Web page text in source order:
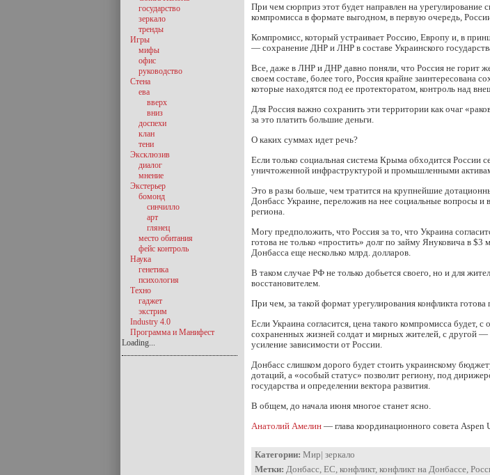
При чем сюрприз этот будет направлен на урегулирование
компромисса в формате выгодном, в первую очередь,
Компромисс, который устраивает Россию, Европу и, в
— сохранение ДНР и ЛНР в составе Украинского
Все, даже в ЛНР и ДНР давно поняли, что Россия не горит
своем составе, более того, Россия крайне заинтересована
которые находятся под ее протекторатом, контроль над
Для Россия важно сохранить эти территории как очаг
за это платить большие деньги.
О каких суммах идет речь?
Если только социальная система Крыма обходится России
уничтоженной инфраструктурой и промышленными
Это в разы больше, чем тратится на крупнейшие
Донбасс Украине, переложив на нее социальные вопросы и
региона.
Могу предположить, что Россия за то, что Украина
готова не только «простить» долг по займу Януковича в $3
Донбасса еще несколько млрд. долларов.
В таком случае РФ не только добьется своего, но и для
восстановителем.
При чем, за такой формат урегулирования конфликта готова
Если Украина согласится, цена такого компромисса
сохраненных жизней солдат и мирных жителей, с другой
усиление зависимости от России.
Донбасс слишком дорого будет стоить украинскому
дотаций, а «особый статус» позволит региону, под
государства и определении вектора развития.
В общем, до начала июня многое станет ясно.
Анатолий Амелин — глава координационного совета
Категории: Мир| зеркало
Метки: Донбасс, ЕС, конфликт, конфликт на Донбассе,
государство
зеркало
тренды
Игры
мифы
офис
руководство
Стена
ева
вверх
вниз
доспехи
клан
тени
Эксклюзив
диалог
мнение
Экстерьер
бомонд
синчилло
арт
глянец
место обитания
фейс контроль
Наука
генетика
психология
Техно
гаджет
экстрим
Industry 4.0
Программа и Манифест
Loading...